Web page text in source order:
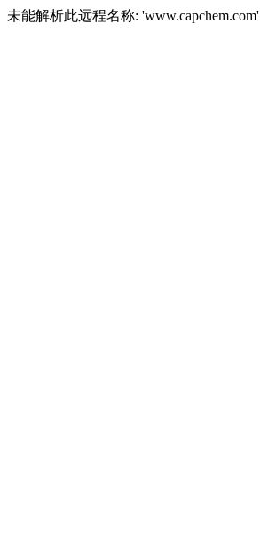
未能解析此远程名称: 'www.capchem.com'